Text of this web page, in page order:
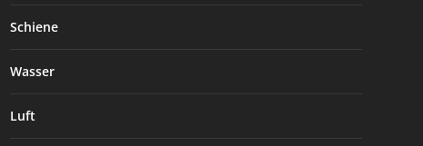
Schiene
Wasser
Luft